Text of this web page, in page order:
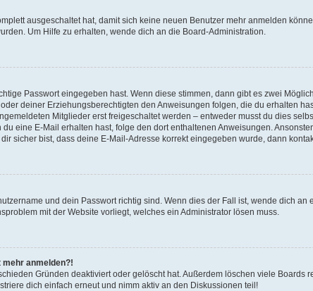
ausgeschaltet hat, damit sich keine neuen Benutzer mehr anmelden
Um Hilfe zu erhalten, wende dich an die Board-Administration.
Passwort eingegeben hast. Wenn diese stimmen, dann gibt es zwei
deiner Erziehungsberechtigten den Anweisungen folgen, die du erhalten
Mitglieder erst freigeschaltet werden – entweder musst du dies
eine E-Mail erhalten hast, folge den dort enthaltenen Anweisungen.
sicher bist, dass deine E-Mail-Adresse korrekt eingegeben wurde, dann
und dein Passwort richtig sind. Wenn dies der Fall ist, wende dich
mit der Website vorliegt, welches ein Administrator lösen muss.
anmelden?!
Gründen deaktiviert oder gelöscht hat. Außerdem löschen viele Boards
dich einfach erneut und nimm aktiv an den Diskussionen teil!